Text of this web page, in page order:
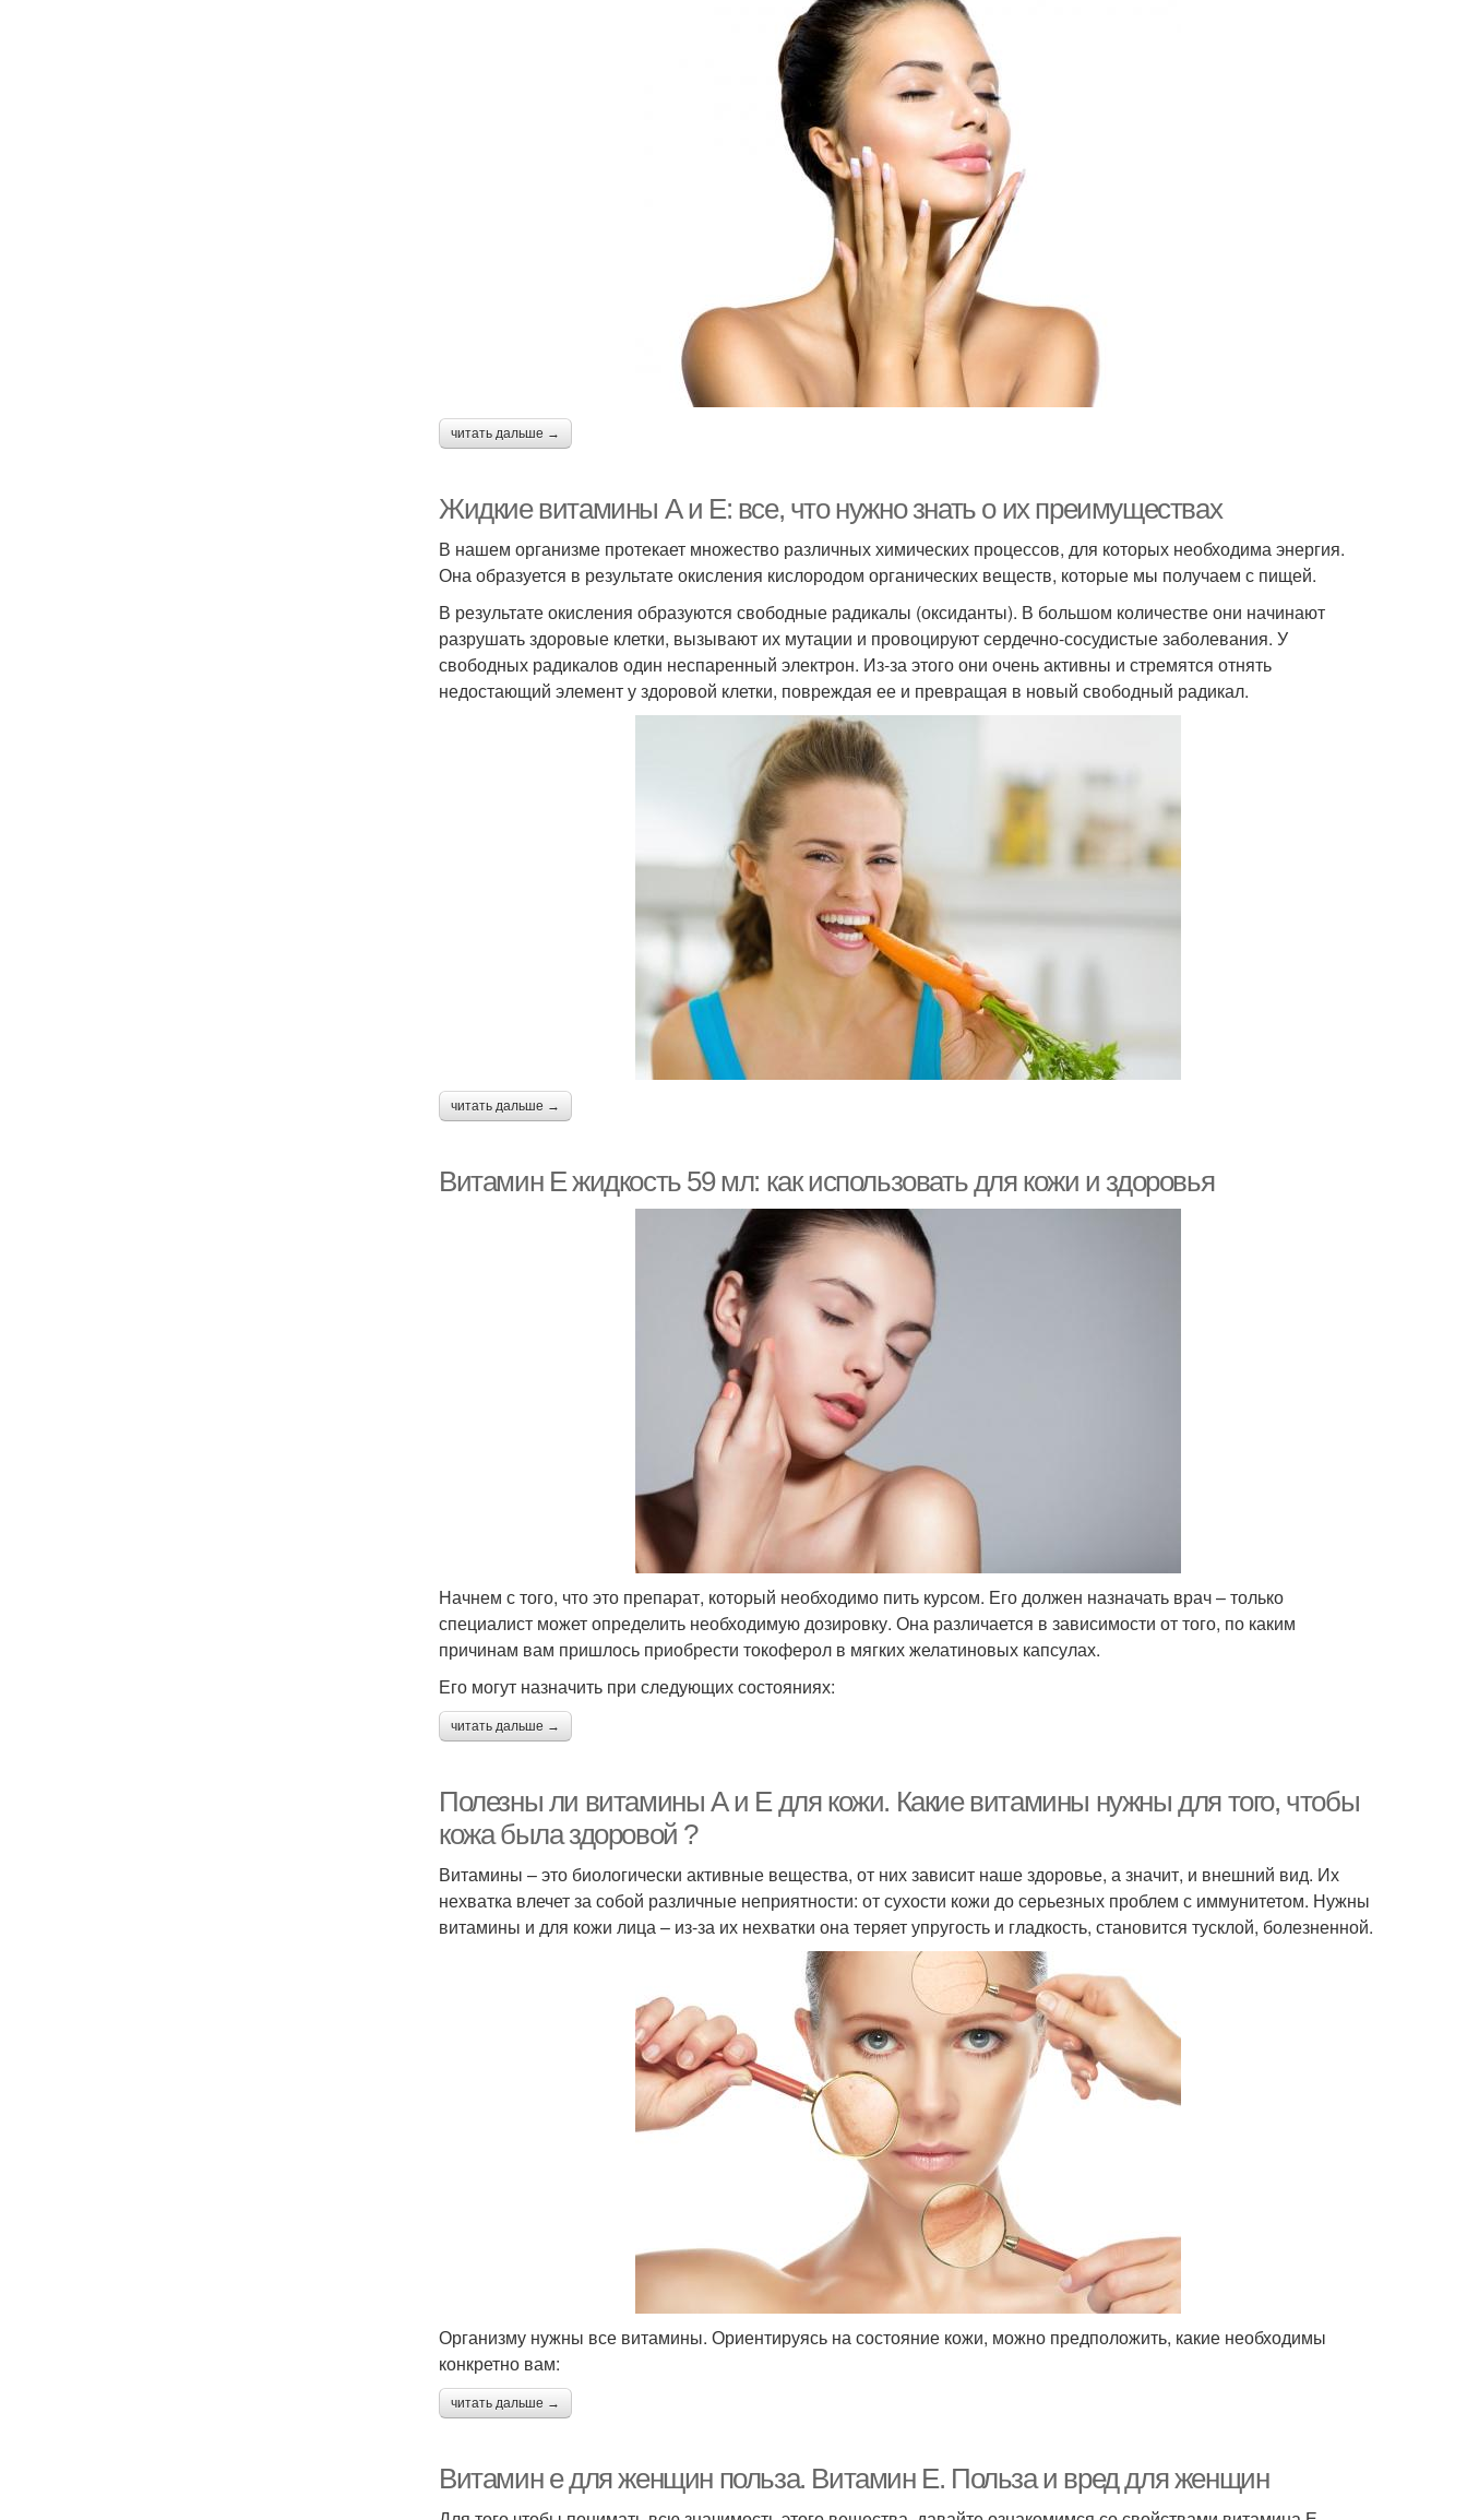
читать дальше →
Жидкие витамины А и Е: все, что нужно знать о их преимуществах
В нашем организме протекает множество различных химических процессов, для которых необходима энергия.
Она образуется в результате окисления кислородом органических веществ, которые мы получаем с пищей.
В результате окисления образуются свободные радикалы (оксиданты). В большом количестве они начинают
разрушать здоровые клетки, вызывают их мутации и провоцируют сердечно-сосудистые заболевания. У
свободных радикалов один неспаренный электрон. Из-за этого они очень активны и стремятся отнять
недостающий элемент у здоровой клетки, повреждая ее и превращая в новый свободный радикал.
читать дальше →
Витамин Е жидкость 59 мл: как использовать для кожи и здоровья
Начнем с того, что это препарат, который необходимо пить курсом. Его должен назначать врач – только
специалист может определить необходимую дозировку. Она различается в зависимости от того, по каким
причинам вам пришлось приобрести токоферол в мягких желатиновых капсулах.
Его могут назначить при следующих состояниях:
читать дальше →
Полезны ли витамины А и Е для кожи. Какие витамины нужны для того, чтобы
кожа была здоровой ?
Витамины – это биологически активные вещества, от них зависит наше здоровье, а значит, и внешний вид. Их
нехватка влечет за собой различные неприятности: от сухости кожи до серьезных проблем с иммунитетом. Нужны
витамины и для кожи лица – из-за их нехватки она теряет упругость и гладкость, становится тусклой, болезненной.
Организму нужны все витамины. Ориентируясь на состояние кожи, можно предположить, какие необходимы
конкретно вам:
читать дальше →
Витамин е для женщин польза. Витамин E. Польза и вред для женщин